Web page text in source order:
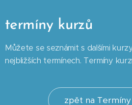
termíny kurzů
Můžete se seznámit s dalšími
nejbližších termínech. Termíny
zpět na